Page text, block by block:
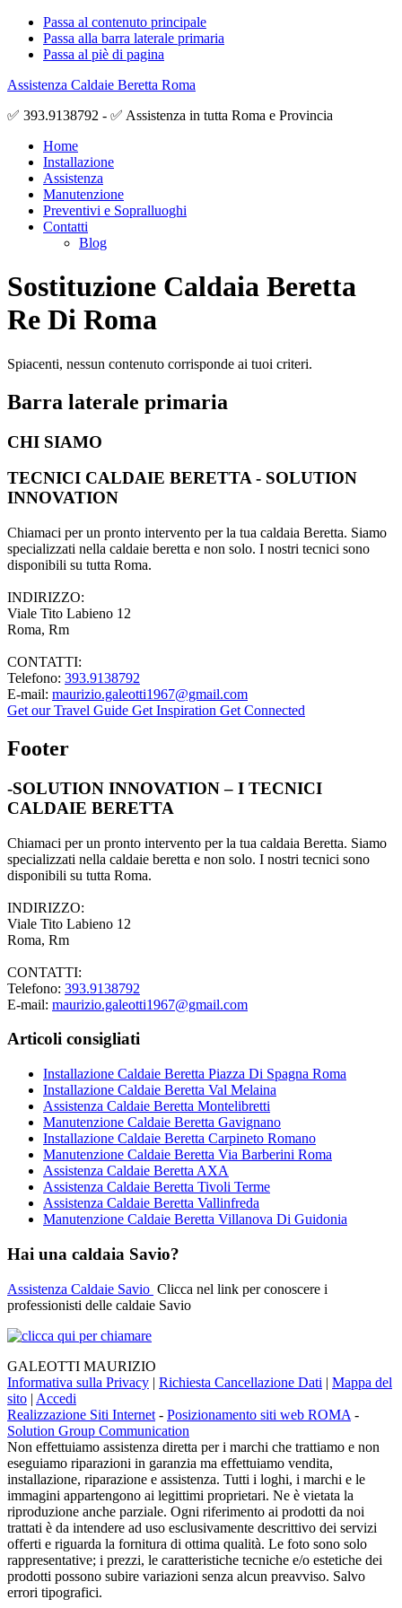
Passa al contenuto principale
Passa alla barra laterale primaria
Passa al piè di pagina
Assistenza Caldaie Beretta Roma
✅ 393.9138792 - ✅ Assistenza in tutta Roma e Provincia
Home
Installazione
Assistenza
Manutenzione
Preventivi e Sopralluoghi
Contatti
Blog
Sostituzione Caldaia Beretta
Re Di Roma
Spiacenti, nessun contenuto corrisponde ai tuoi criteri.
Barra laterale primaria
CHI SIAMO
TECNICI CALDAIE BERETTA - SOLUTION
INNOVATION
Chiamaci per un pronto intervento per la tua caldaia Beretta. Siamo
specializzati nella caldaie beretta e non solo. I nostri tecnici sono
disponibili su tutta Roma.
INDIRIZZO:
Viale Tito Labieno 12
Roma, Rm
CONTATTI:
Telefono: 393.9138792
E-mail: maurizio.galeotti1967@gmail.com
Get our Travel Guide Get Inspiration Get Connected
Footer
-SOLUTION INNOVATION – I TECNICI
CALDAIE BERETTA
Chiamaci per un pronto intervento per la tua caldaia Beretta. Siamo
specializzati nella caldaie beretta e non solo. I nostri tecnici sono
disponibili su tutta Roma.
INDIRIZZO:
Viale Tito Labieno 12
Roma, Rm
CONTATTI:
Telefono: 393.9138792
E-mail: maurizio.galeotti1967@gmail.com
Articoli consigliati
Installazione Caldaie Beretta Piazza Di Spagna Roma
Installazione Caldaie Beretta Val Melaina
Assistenza Caldaie Beretta Montelibretti
Manutenzione Caldaie Beretta Gavignano
Installazione Caldaie Beretta Carpineto Romano
Manutenzione Caldaie Beretta Via Barberini Roma
Assistenza Caldaie Beretta AXA
Assistenza Caldaie Beretta Tivoli Terme
Assistenza Caldaie Beretta Vallinfreda
Manutenzione Caldaie Beretta Villanova Di Guidonia
Hai una caldaia Savio?
Assistenza Caldaie Savio Clicca nel link per conoscere i
professionisti delle caldaie Savio
GALEOTTI MAURIZIO
Informativa sulla Privacy | Richiesta Cancellazione Dati | Mappa del
sito | Accedi
Realizzazione Siti Internet - Posizionamento siti web ROMA -
Solution Group Communication
Non effettuiamo assistenza diretta per i marchi che trattiamo e non
eseguiamo riparazioni in garanzia ma effettuiamo vendita,
installazione, riparazione e assistenza. Tutti i loghi, i marchi e le
immagini appartengono ai legittimi proprietari. Ne è vietata la
riproduzione anche parziale. Ogni riferimento ai prodotti da noi
trattati è da intendere ad uso esclusivamente descrittivo dei servizi
offerti e riguarda la fornitura di ottima qualità. Le foto sono solo
rappresentative; i prezzi, le caratteristiche tecniche e/o estetiche dei
prodotti possono subire variazioni senza alcun preavviso. Salvo
errori tipografici.